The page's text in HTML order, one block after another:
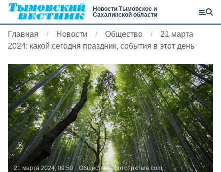
Новости Тымовское и
Сахалинской области
Главная Новости Общество
21 марта
2024: какой сегодня праздник, события в этот день
21 марта 2024, 09:50 Общество Фото:pxhere.com